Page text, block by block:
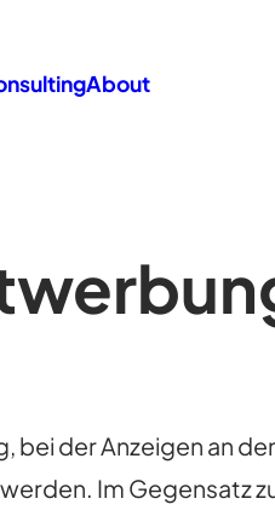
About
der Anzeigen an
Im Gegensatz